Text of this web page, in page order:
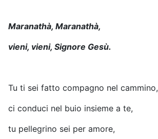
Maranathà, Maranathà,
vieni, vieni, Signore Gesù.
Tu ti sei fatto compagno nel cammino,
ci conduci nel buio insieme a te,
tu pellegrino sei per amore,